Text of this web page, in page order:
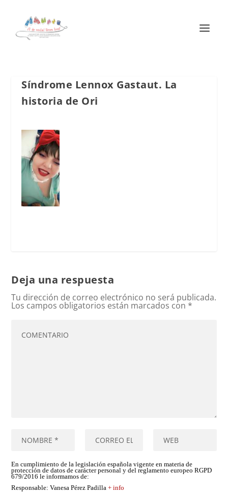
Síndrome Lennox Gastaut. La
historia de Ori
Deja una respuesta
Tu dirección de correo electrónico no será publicada.
Los campos obligatorios están marcados con *
En cumplimiento de la legislación española vigente en materia de
protección de datos de carácter personal y del reglamento europeo RGPD
679/2016 le informamos de:
Responsable: Vanesa Pérez Padilla+ info